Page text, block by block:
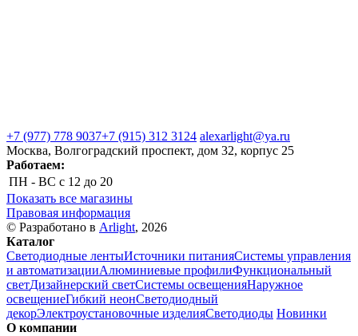
+7 (977) 778 9037+7 (915) 312 3124 alexarlight@ya.ru
Москва, Волгоградский проспект, дом 32, корпус 25
Работаем:
ПН - ВС с 12 до 20
Показать все магазины
Правовая информация
© Разработано в Arlight, 2026
Каталог
Светодиодные лентыИсточники питанияСистемы управления
и автоматизацииАлюминиевые профилиФункциональный
светДизайнерский светСистемы освещенияНаружное
освещениеГибкий неонСветодиодный
декорЭлектроустановочные изделияСветодиоды Новинки
О компании